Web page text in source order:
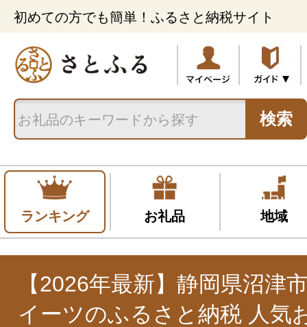
初めての方でも簡単！ふるさと納税サイト
検索
ランキング お礼品 地域
【2026年最新】静岡県沼津
イーツのふるさと納税 人気